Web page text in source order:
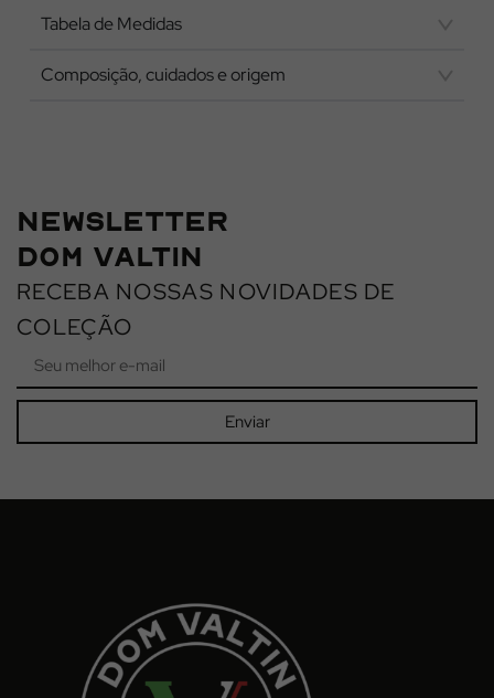
Tabela de Medidas
Composição, cuidados e origem
NEWSLETTER
DOM VALTIN
RECEBA NOSSAS NOVIDADES DE
COLEÇÃO
Enviar